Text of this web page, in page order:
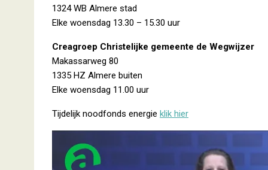
1324 WB Almere stad
Elke woensdag 13.30 – 15.30 uur
Creagroep Christelijke gemeente de Wegwijzer
Makassarweg 80
1335 HZ Almere buiten
Elke woensdag 11.00 uur
Tijdelijk noodfonds energie klik hier